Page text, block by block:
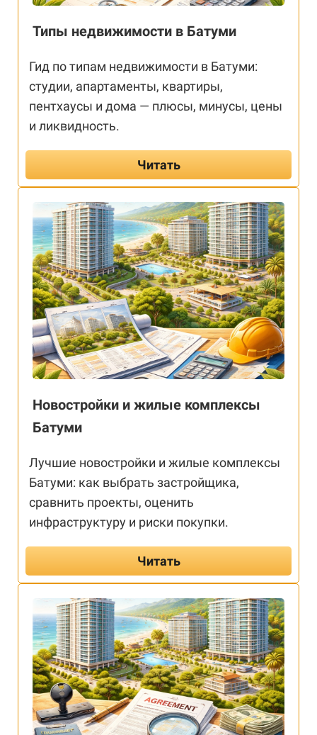
Типы недвижимости в Батуми
Гид по типам недвижимости в Батуми:
студии, апартаменты, квартиры,
пентхаусы и дома — плюсы, минусы, цены
и ликвидность.
Читать
Новостройки и жилые комплексы
Батуми
Лучшие новостройки и жилые комплексы
Батуми: как выбрать застройщика,
сравнить проекты, оценить
инфраструктуру и риски покупки.
Читать